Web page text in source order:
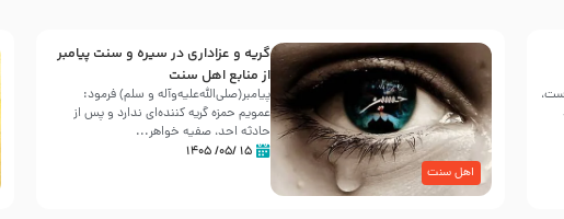
اهل سنت
گریه و عزاداری در سیره و سنت پیامبر
از منابع اهل سنت
پیامبر(صلی‌الله‌علیه‌وآله و سلم) فرمود:
عمویم حمزه گریه کننده‌ای ندارد و پس از
حادثه احد، صفیه خواهر...
۱۵ /۰۵/ ۱۴۰۵